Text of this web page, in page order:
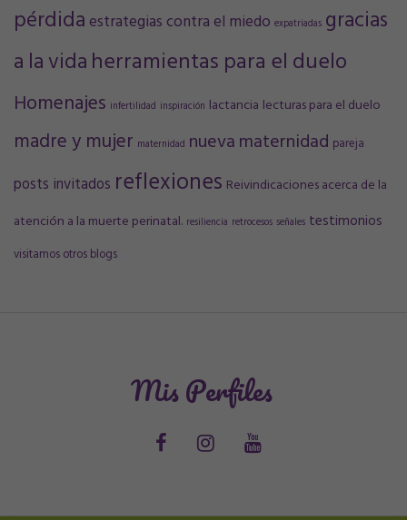
pérdida estrategias contra el miedo expatriadas gracias
a la vidaherramientas para el duelo
Homenajes infertilidad inspiración lactancia lecturas para el duelo
madre y mujer maternidad nueva maternidad pareja
posts invitados reflexiones Reivindicaciones acerca de la
atención a la muerte perinatal. resiliencia retrocesos señales testimonios
visitamos otros blogs
Mis Perfiles